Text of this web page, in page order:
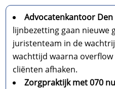
Advocatenkantoor Den
lijnbezetting gaan nieuwe
juristenteam in de
wachttijd waarna
cliënten afhaken.​
Zorgpraktijk met 070